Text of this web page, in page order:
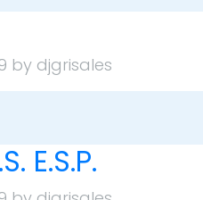
by djgrisales
E.S.P.